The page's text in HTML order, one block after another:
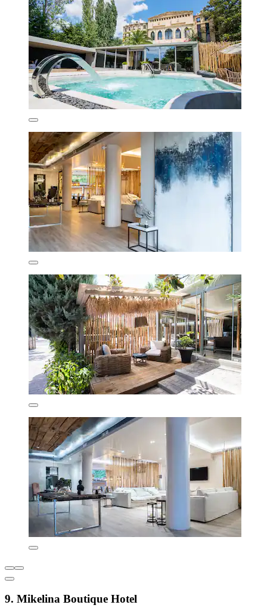
9. Mikelina Boutique Hotel